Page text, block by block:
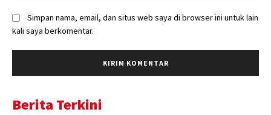
Simpan nama, email, dan situs web saya di browser ini untuk lain
kali saya berkomentar.
Berita Terkini